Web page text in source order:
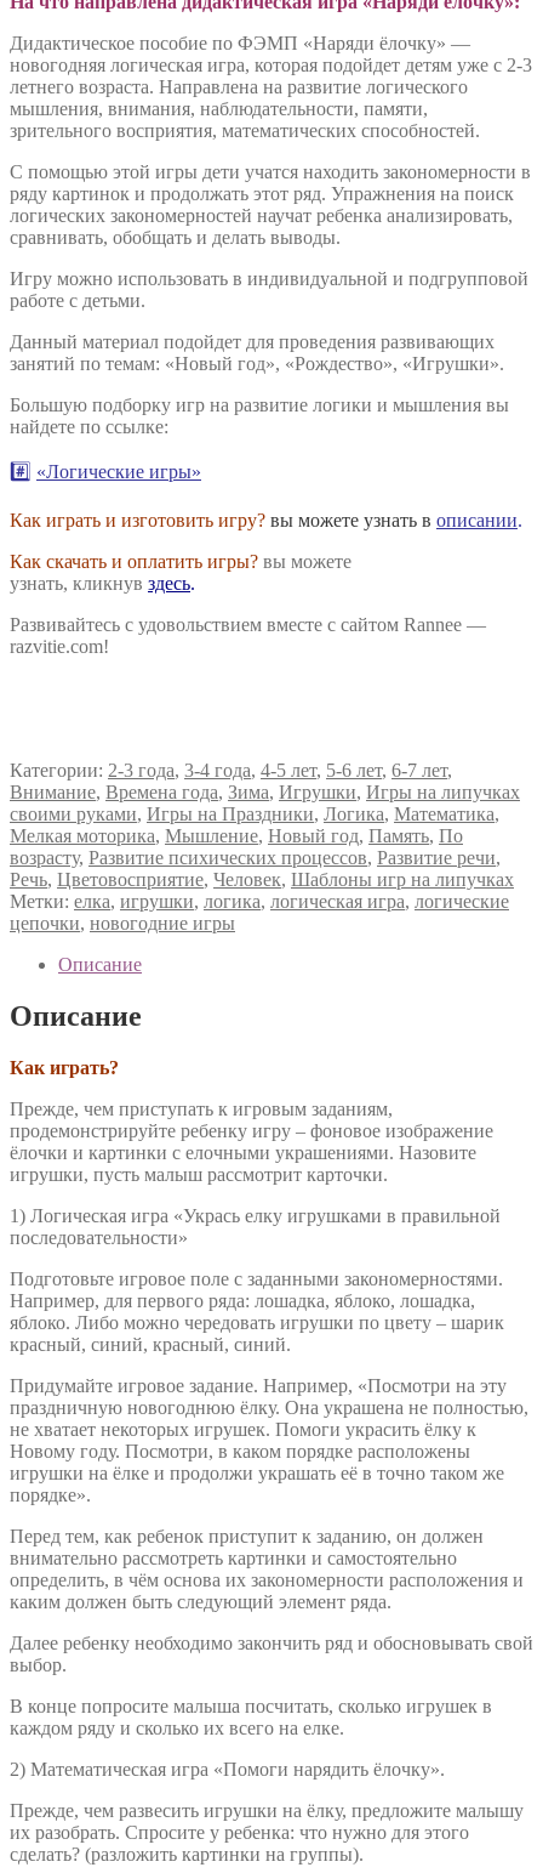
Дидактическое пособие по ФЭМП «Наряди ёлочку» —
новогодняя логическая игра, которая подойдет детям уже с 2-3
летнего возраста. Направлена на развитие логического
мышления, внимания, наблюдательности, памяти,
зрительного восприятия, математических способностей.
С помощью этой игры дети учатся находить закономерности в
ряду картинок и продолжать этот ряд. Упражнения на поиск
логических закономерностей научат ребенка анализировать,
сравнивать, обобщать и делать выводы.
Игру можно использовать в индивидуальной и подгрупповой
работе с детьми.
Данный материал подойдет для проведения развивающих
занятий по темам: «Новый год», «Рождество», «Игрушки».
Большую подборку игр на развитие логики и мышления вы
найдете по ссылке:
#️⃣ «Логические игры»
Как играть и изготовить игру? вы можете узнать в описании.
Как скачать и оплатить игры? вы можете
узнать, кликнув здесь.
Развивайтесь с удовольствием вместе с сайтом Rannee —
razvitie.com!
Категории: 2-3 года, 3-4 года, 4-5 лет, 5-6 лет, 6-7 лет,
Внимание, Времена года, Зима, Игрушки, Игры на липучках
своими руками, Игры на Праздники, Логика, Математика,
Мелкая моторика, Мышление, Новый год, Память, По
возрасту, Развитие психических процессов, Развитие речи,
Речь, Цветовосприятие, Человек, Шаблоны игр на липучках
Метки: елка, игрушки, логика, логическая игра, логические
цепочки, новогодние игры
Описание
Описание
Как играть?
Прежде, чем приступать к игровым заданиям,
продемонстрируйте ребенку игру – фоновое изображение
ёлочки и картинки с елочными украшениями. Назовите
игрушки, пусть малыш рассмотрит карточки.
1) Логическая игра «Укрась елку игрушками в правильной
последовательности»
Подготовьте игровое поле с заданными закономерностями.
Например, для первого ряда: лошадка, яблоко, лошадка,
яблоко. Либо можно чередовать игрушки по цвету – шарик
красный, синий, красный, синий.
Придумайте игровое задание. Например, «Посмотри на эту
праздничную новогоднюю ёлку. Она украшена не полностью,
не хватает некоторых игрушек. Помоги украсить ёлку к
Новому году. Посмотри, в каком порядке расположены
игрушки на ёлке и продолжи украшать её в точно таком же
порядке».
Перед тем, как ребенок приступит к заданию, он должен
внимательно рассмотреть картинки и самостоятельно
определить, в чём основа их закономерности расположения и
каким должен быть следующий элемент ряда.
Далее ребенку необходимо закончить ряд и обосновывать свой
выбор.
В конце попросите малыша посчитать, сколько игрушек в
каждом ряду и сколько их всего на елке.
2) Математическая игра «Помоги нарядить ёлочку».
Прежде, чем развесить игрушки на ёлку, предложите малышу
их разобрать. Спросите у ребенка: что нужно для этого
сделать? (разложить картинки на группы).